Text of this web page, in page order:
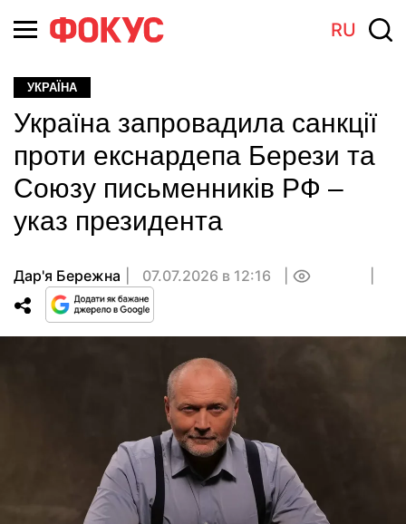
RU
УКРАЇНА
Україна запровадила санкції
проти екснардепа Берези та
Союзу письменників РФ –
указ президента
Дар'я Бережна 07.07.2026 в 12:16